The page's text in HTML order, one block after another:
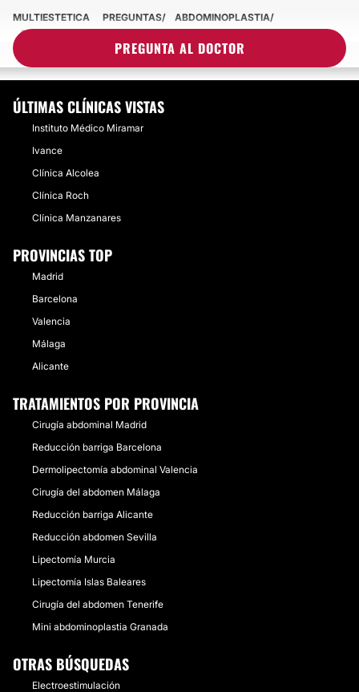
PREGUNTA AL DOCTOR
MULTIESTETICA PREGUNTAS
ABDOMINOPLASTIA
ABDOMINOPLASTIA. HACE 3 DIAS CON OMBLIGO ROJO Y
ALTERADO Y ABDOMEN INCHADO
ÚLTIMAS CLÍNICAS VISTAS
Instituto Médico Miramar
Ivance
Clínica Alcolea
Clínica Roch
Clínica Manzanares
PROVINCIAS TOP
Madrid
Barcelona
Valencia
Málaga
Alicante
TRATAMIENTOS POR PROVINCIA
Cirugía abdominal Madrid
Reducción barriga Barcelona
Dermolipectomía abdominal Valencia
Cirugía del abdomen Málaga
Reducción barriga Alicante
Reducción abdomen Sevilla
Lipectomía Murcia
Lipectomía Islas Baleares
Cirugía del abdomen Tenerife
Mini abdominoplastia Granada
OTRAS BÚSQUEDAS
Electroestimulación